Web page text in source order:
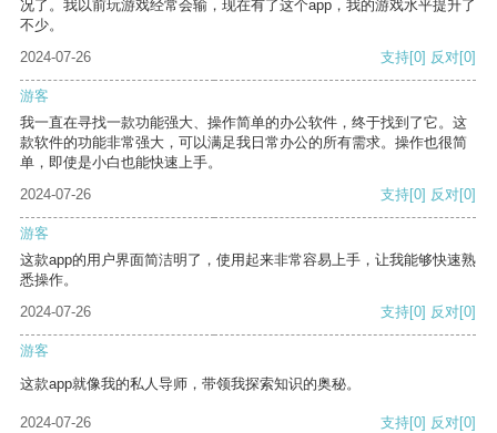
况了。我以前玩游戏经常会输，现在有了这个app，我的游戏水平提升了
不少。
2024-07-26
支持[0] 反对[0]
游客
我一直在寻找一款功能强大、操作简单的办公软件，终于找到了它。这
款软件的功能非常强大，可以满足我日常办公的所有需求。操作也很简
单，即使是小白也能快速上手。
2024-07-26
支持[0] 反对[0]
游客
这款app的用户界面简洁明了，使用起来非常容易上手，让我能够快速熟
悉操作。
2024-07-26
支持[0] 反对[0]
游客
这款app就像我的私人导师，带领我探索知识的奥秘。
2024-07-26 支持[0] 反对[0]